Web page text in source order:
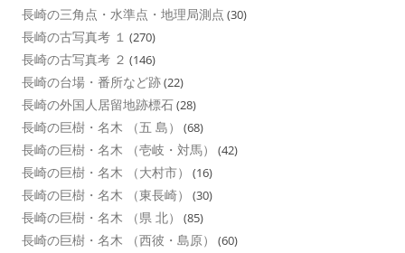
長崎の三角点・水準点・地理局測点 (30)
長崎の古写真考 １ (270)
長崎の古写真考 ２ (146)
長崎の台場・番所など跡(22)
長崎の外国人居留地跡標石(28)
長崎の巨樹・名木 （五 島） (68)
長崎の巨樹・名木 （壱岐・対馬） (42)
長崎の巨樹・名木 （大村市） (16)
長崎の巨樹・名木 （東長崎） (30)
長崎の巨樹・名木 （県 北） (85)
長崎の巨樹・名木 （西彼・島原） (60)